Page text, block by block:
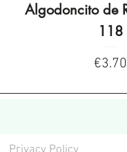
Algodoncito de
118
Price
€3.70